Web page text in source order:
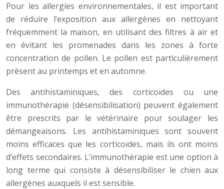
Pour les allergies environnementales, il est important
de réduire l’exposition aux allergènes en nettoyant
fréquemment la maison, en utilisant des filtres à air et
en évitant les promenades dans les zones à forte
concentration de pollen. Le pollen est particulièrement
présent au printemps et en automne.
Des antihistaminiques, des corticoïdes ou une
immunothérapie (désensibilisation) peuvent également
être prescrits par le vétérinaire pour soulager les
démangeaisons. Les antihistaminiques sont souvent
moins efficaces que les corticoïdes, mais ils ont moins
d’effets secondaires. L’immunothérapie est une option à
long terme qui consiste à désensibiliser le chien aux
allergènes auxquels il est sensible.